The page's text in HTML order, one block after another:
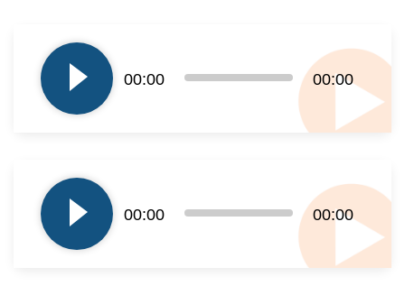
plików
dźwiękowych
00:00 00:00
plików
dźwiękowych
00:00 00:00